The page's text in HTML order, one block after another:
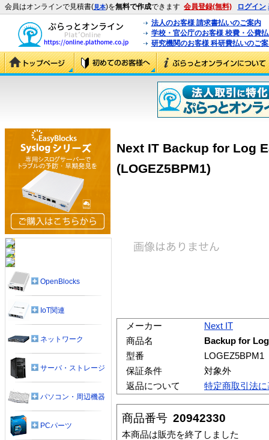
会員はオンラインで見積書(見本)を無料で作成できます 会員登録(無料) ログイン
法人のお客様 請求書払いのご案内
学校・官公庁のお客様 校費・公費
研究機関のお客様 科研費払いのご
Next IT Backup for Log
(LOGEZ5BPM1)
メーカー
Next IT
商品名
Backup for
型番
LOGEZ5BPM1
保証条件
対象外
返品について
特定商取引法
商品番号 20942330
本商品は販売を終了しました
OpenBlocks
IoT関連
ネットワーク
サーバ・ストレージ
パソコン・周辺機器
PCパーツ